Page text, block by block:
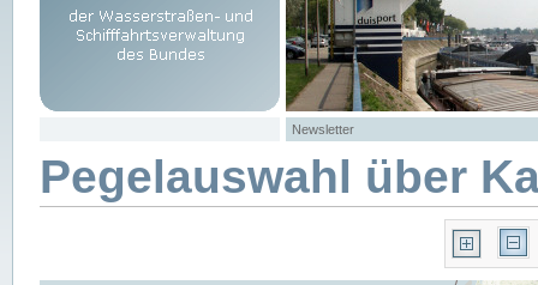
Newsletter
Pegelauswahl über